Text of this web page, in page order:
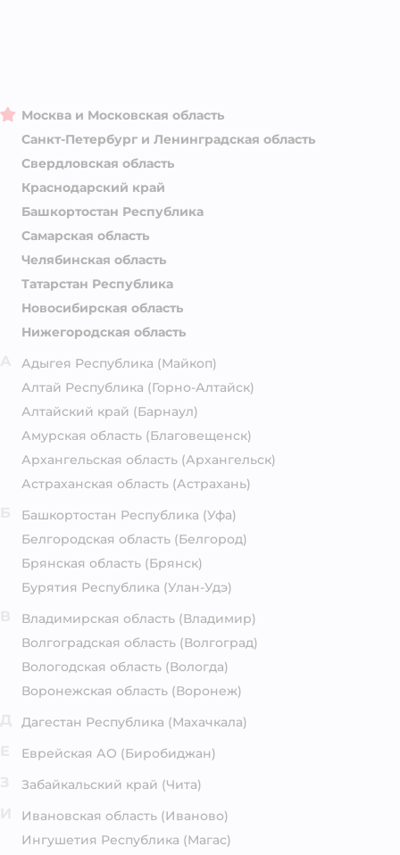
Москва и Московская область
Санкт-Петербург и Ленинградская область
Свердловская область
Краснодарский край
Башкортостан Республика
Самарская область
Челябинская область
Татарстан Республика
Новосибирская область
Нижегородская область
Адыгея Республика (Майкоп)
Алтай Республика (Горно-Алтайск)
Алтайский край (Барнаул)
Амурская область (Благовещенск)
Архангельская область (Архангельск)
Астраханская область (Астрахань)
Башкортостан Республика (Уфа)
Белгородская область (Белгород)
Брянская область (Брянск)
Бурятия Республика (Улан-Удэ)
Владимирская область (Владимир)
Волгоградская область (Волгоград)
Вологодская область (Вологда)
Воронежская область (Воронеж)
Дагестан Республика (Махачкала)
Еврейская АО (Биробиджан)
Забайкальский край (Чита)
Ивановская область (Иваново)
Ингушетия Республика (Магас)